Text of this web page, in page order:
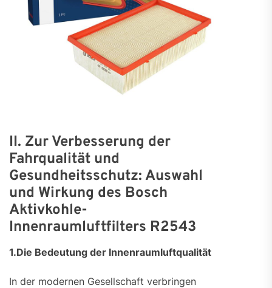
II. Zur Verbesserung der
Fahrqualität und
Gesundheitsschutz: Auswahl
und Wirkung des Bosch
Aktivkohle-
Innenraumluftfilters R2543
1.Die Bedeutung der Innenraumluftqualität
In der modernen Gesellschaft verbringen